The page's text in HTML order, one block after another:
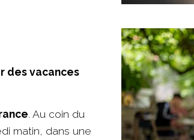
des vacances
. Au coin du
matin, dans une